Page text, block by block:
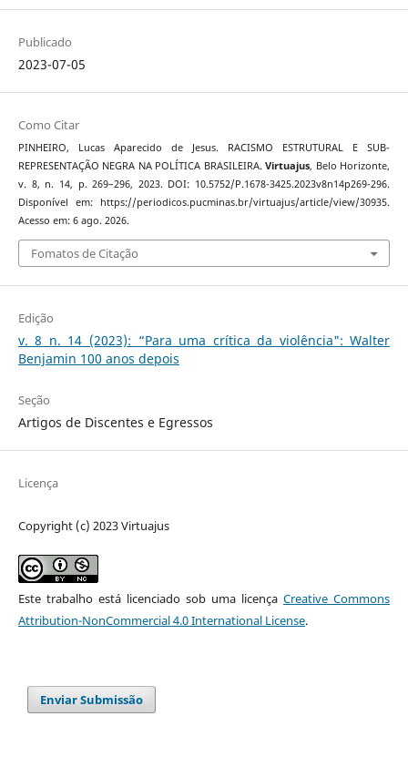
Publicado
2023-07-05
Como Citar
PINHEIRO, Lucas Aparecido de Jesus. RACISMO ESTRUTURAL E SUB-
REPRESENTAÇÃO NEGRA NA POLÍTICA BRASILEIRA.Virtuajus, Belo Horizonte,
v. 8, n. 14, p. 269–296, 2023. DOI: 10.5752/P.1678-3425.2023v8n14p269-296.
Disponível em: https://periodicos.pucminas.br/virtuajus/article/view/30935.
Acesso em: 6 ago. 2026.
Fomatos de Citação
Edição
v. 8 n. 14 (2023): “Para uma crítica da violência": Walter
Benjamin 100 anos depois
Seção
Artigos de Discentes e Egressos
Licença
Copyright (c) 2023 Virtuajus
Este trabalho está licenciado sob uma licençaCreative Commons
Attribution-NonCommercial 4.0 International License.
Enviar Submissão